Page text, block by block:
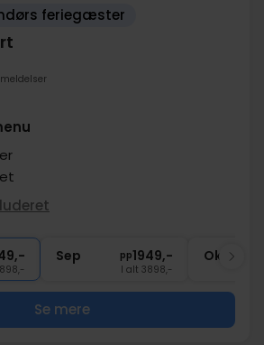
feriegæster
Sep pp1949,-
I alt 3898,-
Okt
Se mere